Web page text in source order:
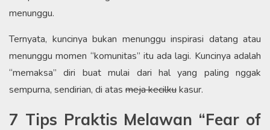
menunggu.​
Ternyata, kuncinya bukan menunggu inspirasi datang atau
menunggu momen “komunitas” itu ada lagi. Kuncinya adalah
“memaksa” diri buat mulai dari hal yang paling nggak
sempurna, sendirian, di atas meja kecilkukasur.
7 Tips Praktis Melawan “Fear of